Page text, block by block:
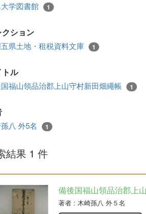
学図書館 1
クション
県土地・租税資料文庫 1
トル
福山領品治郡上山守村新田畑繩帳 1
八 外5名 1
結果 1 件
備後国福山領品治郡上
著者 : 木崎孫八 外５名